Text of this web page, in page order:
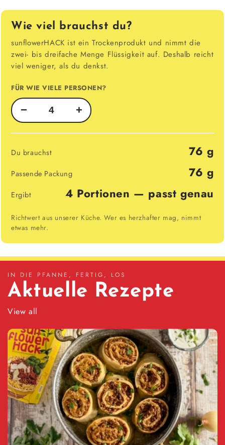
Wie viel brauchst du?
sunflowerHACK ist ein Trockenprodukt und nimmt die
zwei- bis dreifache Menge Flüssigkeit auf. Deshalb reicht
viel weniger, als du denkst.
FÜR WIE VIELE PERSONEN?
− +
Du brauchst 76 g
Passende Packung 76 g
Ergibt 4 Portionen — passt genau
Richtwert aus unserer Küche. Wer es herzhafter mag, nimmt
etwas mehr.
IN DIE PFANNE, FERTIG, LOS
Aktuelle Rezepte
View all